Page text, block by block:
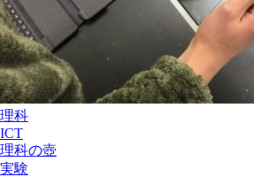
理科
ICT
理科の壺
実験